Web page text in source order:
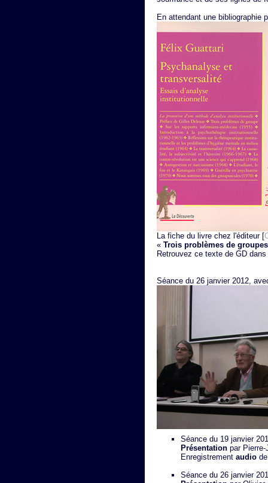
En attendant une bibliographie
La fiche du livre chez l'éditeur [
« Trois problèmes de groupes
Retrouvez ce texte de GD dans
Séance du 26 janvier 2012,
Séance du 19 janvier
Présentation par
Enregistrement audio
Séance du 26 janvier